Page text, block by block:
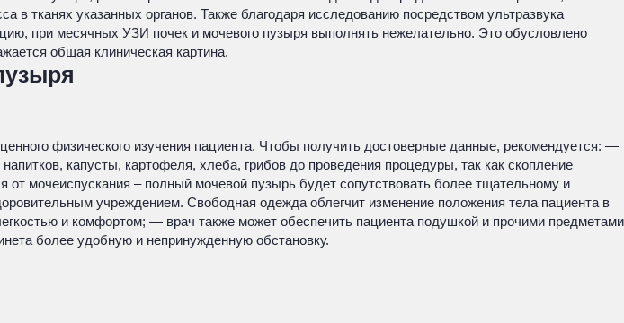
в тканях указанных органов. Также благодаря исследованию посредством ультразвука
при месячных УЗИ почек и мочевого пузыря выполнять нежелательно. Это обусловлено
общая клиническая картина.
физического изучения пациента. Чтобы получить достоверные данные, рекомендуется: —
капусты, картофеля, хлеба, грибов до проведения процедуры, так как скопление
мочеиспускания – полный мочевой пузырь будет сопутствовать более тщательному и
учреждением. Свободная одежда облегчит изменение положения тела пациента в
и комфортом; — врач также может обеспечить пациента подушкой и прочими предметами
более удобную и непринужденную обстановку.